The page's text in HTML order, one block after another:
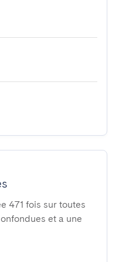
471 fois sur toutes
et a une